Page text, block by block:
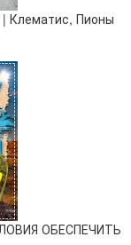
Пионы
ОБЕСПЕЧИТЬ